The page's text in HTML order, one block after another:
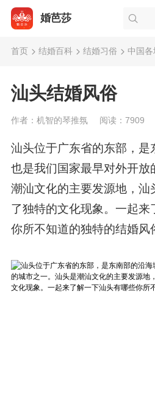
婚芭莎
首页 结婚百科 结婚习俗 中国
汕头结婚风俗
作者：机智的琴推氛 阅读：7909
汕头位于广东省的东部，是
也是我们国家最早对外开放
潮汕文化的主要发源地，汕
了独特的文化现象。一起来
你所不知道的独特的结婚风